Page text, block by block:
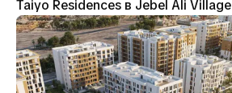
Taiyo Residences в Jebel Ali Village